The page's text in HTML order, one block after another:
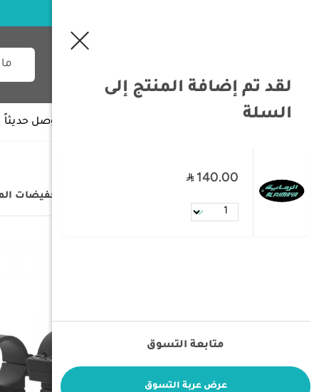
وصل حديثاً
تخفيضات
لقد تم إضافة المنتج إلى
السلة
140.00
متابعة التسوق
عرض عربة التسوق